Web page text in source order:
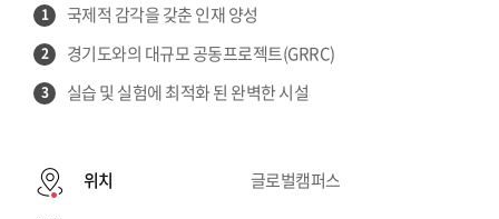
1 국제적 감각을 갖춘 인재 양성
2 경기도와의 대규모 공동프로젝트(GRRC)
3 실습 및 실험에 최적화 된 완벽한 시설
위치 글로벌캠퍼스